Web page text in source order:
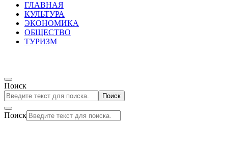
ГЛАВНАЯ
КУЛЬТУРА
ЭКОНОМИКА
ОБЩЕСТВО
ТУРИЗМ
Поиск
Поиск
Поиск